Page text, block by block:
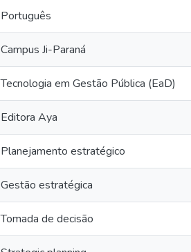
Português
Campus Ji-Paraná
Tecnologia em Gestão Pública (EaD)
Editora Aya
Planejamento estratégico
Gestão estratégica
Tomada de decisão